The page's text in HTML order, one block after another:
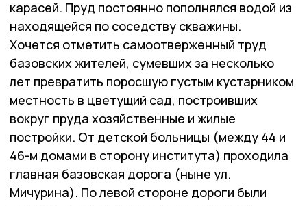
карасей. Пруд постоянно пополнялся водой из
находящейся по соседству скважины.
Хочется отметить самоотверженный труд
базовских жителей, сумевших за несколько
лет превратить поросшую густым кустарником
местность в цветущий сад, построивших
вокруг пруда хозяйственные и жилые
постройки. От детской больницы (между 44 и
46-м домами в сторону института) проходила
главная базовская дорога (ныне ул.
Мичурина). По левой стороне дороги были